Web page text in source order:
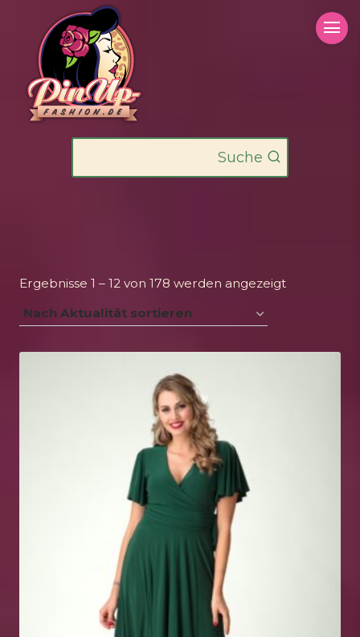
springen
Suche
Ergebnisse 1 – 12 von 178 werden angezeigtNach